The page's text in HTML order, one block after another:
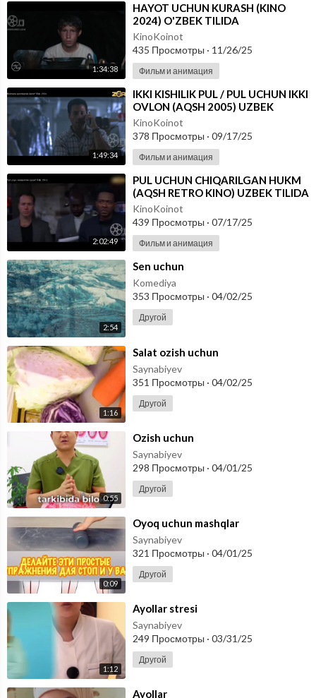
1:34:38
⁣HAYOT UCHUN KURASH (KINO
2024) O'ZBEK TILIDA
KinoKoinot
435 Просмотры · 11/26/25
Фильм и анимация
1:49:34
⁣IKKI KISHILIK PUL / PUL UCHUN IKKI
OVLON (AQSH 2005) UZBEK
TILIDA
KinoKoinot
378 Просмотры · 09/17/25
Фильм и анимация
2:02:49
⁣PUL UCHUN CHIQARILGAN HUKM
(AQSH RETRO KINO) UZBEK TILIDA
KinoKoinot
439 Просмотры · 07/17/25
Фильм и анимация
2:54
⁣Sen uchun
Komediya
353 Просмотры · 04/02/25
Другой
1:16
⁣Salat ozish uchun
Saynabiyev
351 Просмотры · 04/02/25
Другой
0:55
⁣Ozish uchun
Saynabiyev
298 Просмотры · 04/01/25
Другой
0:09
⁣Oyoq uchun mashqlar
Saynabiyev
321 Просмотры · 04/01/25
Другой
1:12
⁣Ayollar stresi
Saynabiyev
249 Просмотры · 03/31/25
Другой
⁣Ayollar